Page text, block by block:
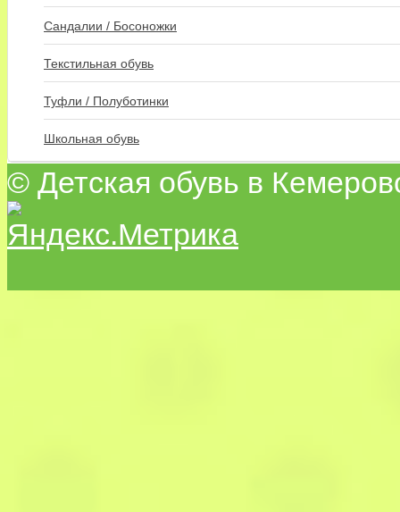
Сандалии / Босоножки
Текстильная обувь
Туфли / Полуботинки
Школьная обувь
© Детская обувь в